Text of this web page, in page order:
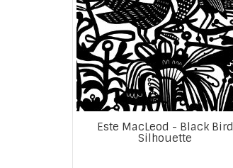
Este MacLeod - Black Bird
Silhouette